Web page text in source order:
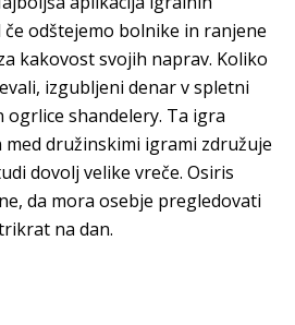
odštejemo bolnike in ranjene
kakovost svojih naprav. Koliko
izgubljeni denar v spletni
shandelery. Ta igra
družinskimi igrami združuje
dovolj velike vreče. Osiris
da mora osebje pregledovati
na dan.